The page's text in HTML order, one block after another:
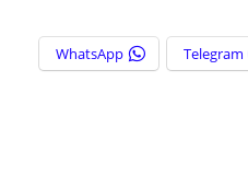
Telegram
WhatsApp